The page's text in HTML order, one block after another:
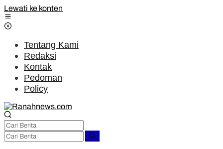
Lewati ke konten
Tentang Kami
Redaksi
Kontak
Pedoman
Policy